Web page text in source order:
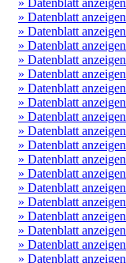
» Datenblatt anzeigen
» Datenblatt anzeigen
» Datenblatt anzeigen
» Datenblatt anzeigen
» Datenblatt anzeigen
» Datenblatt anzeigen
» Datenblatt anzeigen
» Datenblatt anzeigen
» Datenblatt anzeigen
» Datenblatt anzeigen
» Datenblatt anzeigen
» Datenblatt anzeigen
» Datenblatt anzeigen
» Datenblatt anzeigen
» Datenblatt anzeigen
» Datenblatt anzeigen
» Datenblatt anzeigen
» Datenblatt anzeigen
» Datenblatt anzeigen